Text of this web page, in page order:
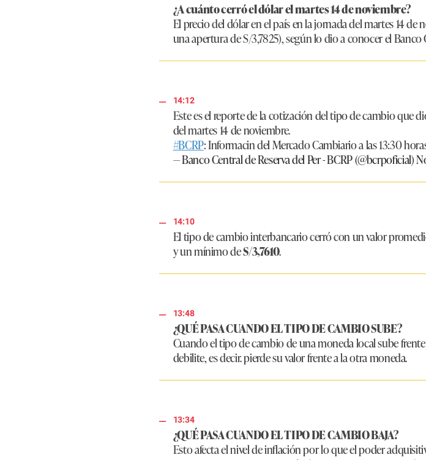
¿A cuánto cerró el dólar el martes 14 de noviembre?
El precio del dólar en el país en la jornada del martes 14 de
una apertura de S/3,7825), según lo dio a conocer el Banco
14:12
Este es el reporte de la cotización del tipo de cambio que
del martes 14 de noviembre.
#BCRP: Informacin del Mercado Cambiario a las 13:30
— Banco Central de Reserva del Per - BCRP (@bcrpoficial)
14:10
El tipo de cambio interbancario cerró con un valor
y un mínimo deS/3,7610.
13:48
¿QUÉ PASA CUANDO EL TIPO DE CAMBIO SUBE?
Cuando el tipo de cambio de una moneda local sube
debilite, es decir. pierde su valor frente a la otra moneda.
13:34
¿QUÉ PASA CUANDO EL TIPO DE CAMBIO BAJA?
Esto afecta el nivel de inflación por lo que el poder